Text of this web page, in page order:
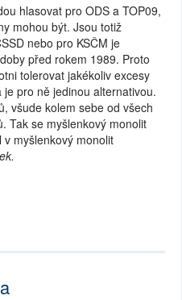
hlasovat pro ODS a TOP09,
mohou být. Jsou totiž
nebo pro KSČM je
před rokem 1989. Proto
tolerovat jakékoliv excesy
pro ně jedinou alternativou.
všude kolem sebe od všech
Tak se myšlenkový monolit
myšlenkový monolit